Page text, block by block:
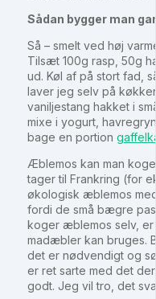
Sådan bygger man
Så – smelt ved høj
Tilsæt 100g rasp, 50g
ud. Køl af på stort fad,
laver jeg selv på
vaniljestang hakket i
mixe i yogurt,
bage en portion
Æblemos kan man
tager til Frankring (for
økologisk æblemos
fordi de små bægre
koger æblemos selv,
madæbler kan bruges.
det er nødvendigt og
er ret sarte med det
godt. Jeg vil tro, det